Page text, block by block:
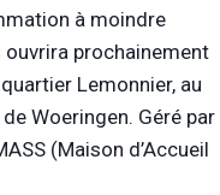
à moindre
ouvrira prochainement
Lemonnier, au
Woeringen. Géré par
(Maison d’Accueil